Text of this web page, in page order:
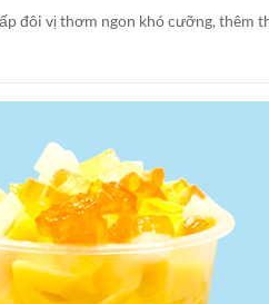
đôi vị thơm ngon khó cưỡng,